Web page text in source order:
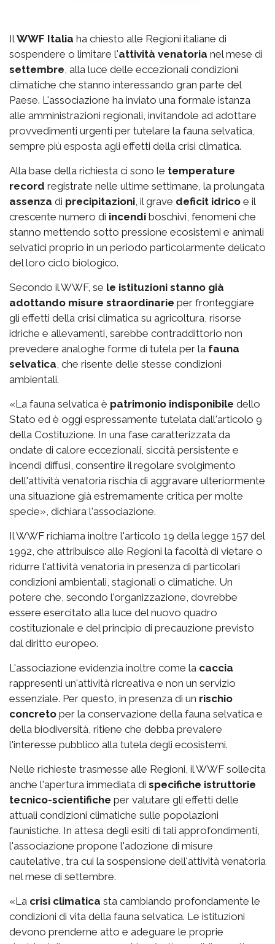
Il WWF Italia ha chiesto alle Regioni italiane di
sospendere o limitare l'attività venatoria nel mese di
settembre , alla luce delle eccezionali condizioni
climatiche che stanno interessando gran parte del
Paese. L'associazione ha inviato una formale istanza
alle amministrazioni regionali, invitandole ad adottare
provvedimenti urgenti per tutelare la fauna selvatica,
sempre più esposta agli effetti della crisi climatica.
Alla base della richiesta ci sono le temperature
record registrate nelle ultime settimane, la prolungata
assenza di precipitazioni , il grave deficit idrico e il
crescente numero di incendi boschivi, fenomeni che
stanno mettendo sotto pressione ecosistemi e animali
selvatici proprio in un periodo particolarmente delicato
del loro ciclo biologico.
Secondo il WWF, se le istituzioni stanno già
adottando misure straordinarie per fronteggiare
gli effetti della crisi climatica su agricoltura, risorse
idriche e allevamenti, sarebbe contraddittorio non
prevedere analoghe forme di tutela per la fauna
selvatica , che risente delle stesse condizioni
ambientali.
«La fauna selvatica è patrimonio indisponibile dello
Stato ed è oggi espressamente tutelata dall'articolo 9
della Costituzione. In una fase caratterizzata da
ondate di calore eccezionali, siccità persistente e
incendi diffusi, consentire il regolare svolgimento
dell'attività venatoria rischia di aggravare ulteriormente
una situazione già estremamente critica per molte
specie», dichiara l'associazione.
Il WWF richiama inoltre l'articolo 19 della legge 157 del
1992, che attribuisce alle Regioni la facoltà di vietare o
ridurre l'attività venatoria in presenza di particolari
condizioni ambientali, stagionali o climatiche. Un
potere che, secondo l'organizzazione, dovrebbe
essere esercitato alla luce del nuovo quadro
costituzionale e del principio di precauzione previsto
dal diritto europeo.
L'associazione evidenzia inoltre come la caccia
rappresenti un'attività ricreativa e non un servizio
essenziale. Per questo, in presenza di un rischio
concreto per la conservazione della fauna selvatica e
della biodiversità, ritiene che debba prevalere
l'interesse pubblico alla tutela degli ecosistemi.
Nelle richieste trasmesse alle Regioni, il WWF sollecita
anche l'apertura immediata di specifiche istruttorie
tecnico-scientifiche per valutare gli effetti delle
attuali condizioni climatiche sulle popolazioni
faunistiche. In attesa degli esiti di tali approfondimenti,
l'associazione propone l'adozione di misure
cautelative, tra cui la sospensione dell'attività venatoria
nel mese di settembre.
«La crisi climatica sta cambiando profondamente le
condizioni di vita della fauna selvatica. Le istituzioni
devono prenderne atto e adeguare le proprie